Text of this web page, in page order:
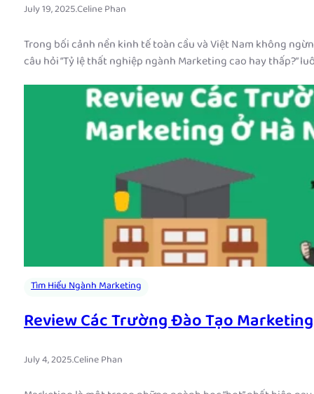
July 19, 2025.Celine Phan
Trong bối cảnh nền kinh tế toàn cầu và Việt Nam không
câu hỏi “Tỷ lệ thất nghiệp ngành Marketing cao hay thấp?”
Tìm Hiểu Ngành Marketing
Review Các Trường Đào Tạo
July 4, 2025.Celine Phan